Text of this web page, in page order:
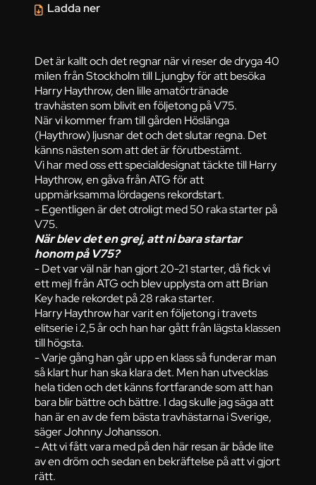
Det är kallt och det regnar när vi reser de dryga 40
milen från Stockholm till Ljungby för att besöka
Harry Haythrow, den lille amatörtränade
travhästen som blivit en följetong på V75.
När vi kommer fram till gården Höslänga
(Haythrow) ljusnar det och det slutar regna. Det
känns nästen som att det är förutbestämt.
Vi har med oss ett specialdesignat täckte till Harry
Haythrow, en gåva från ATG för att
uppmärksamma lördagens rekordstart.
- Egentligen är det otroligt med 50 raka starter på
V75.
När blev det en grej, att ni bara startar
honom på V75?
- Det var väl när han gjort 20-21 starter, då fick vi
ett mejl från ATG och blev upplysta om att Brian
Key hade rekordet på 28 raka starter.
Harry Haythrow har varit en följetong i travets
elitserie i 2,5 år och han har gått från lägsta klassen
till högsta.
- Varje gång han går upp en klass så funderar man
så klart hur han ska klara det. Men han utvecklas
hela tiden och det känns fortfarande som att han
bara blir bättre och bättre. I dag skulle jag säga att
han är en av de fem bästa travhästarna i Sverige,
säger Johnny Johansson.
- Att vi fått vara med på den här resan är både lite
av en dröm och sedan en bekräftelse på att vi gjort
rätt.
Ladda ner